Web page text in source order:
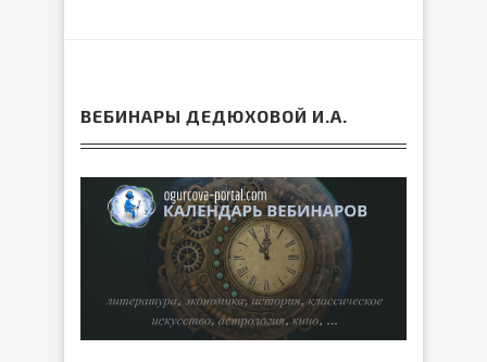
ВЕБИНАРЫ ДЕДЮХОВОЙ И.А.